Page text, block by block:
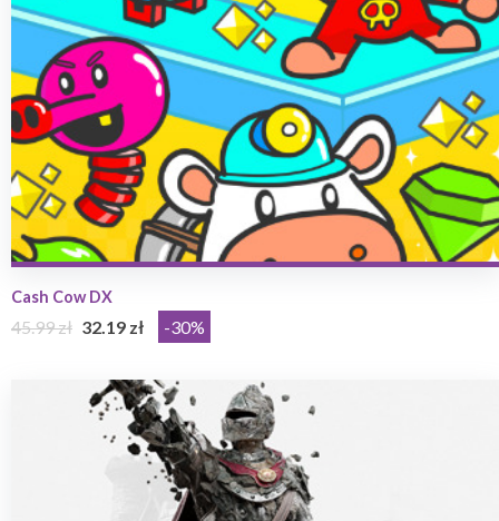
Cash Cow DX
45.99 zł 32.19 zł -30%